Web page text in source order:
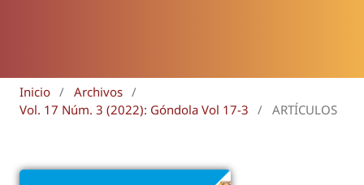
Inicio / Archivos /
Vol. 17 Núm. 3 (2022): Góndola Vol 17-3
/ ARTÍCULOS